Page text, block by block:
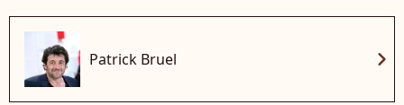
Patrick Bruel chevron_right